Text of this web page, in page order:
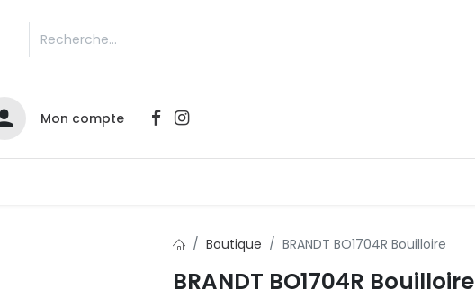
Mon compte
Boutique BRANDT BO1704R Bouilloire
BRANDT BO1704R Bouilloire